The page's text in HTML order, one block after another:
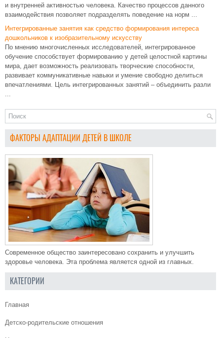
и внутренней активностью человека. Качество процессов данного
взаимодействия позволяет подразделять поведение на норм ...
Интегрированные занятия как средство формирования интереса
дошкольников к изобразительному искусству
По мнению многочисленных исследователей, интегрированное
обучение способствует формированию у детей целостной картины
мира, дает возможность реализовать творческие способности,
развивает коммуникативные навыки и умение свободно делиться
впечатлениями. Цель интегрированных занятий – объединить разли
...
ФАКТОРЫ АДАПТАЦИИ ДЕТЕЙ В ШКОЛЕ
Современное общество заинтересовано сохранить и улучшить
здоровье человека. Эта проблема является одной из главных.
КАТЕГОРИИ
Главная
Детско-родительские отношения